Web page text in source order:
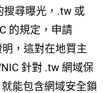
搜尋曝光，.tw 或
的規定，申請
，這對在地買主
針對 .tw 網域保
能包含網域安全鎖